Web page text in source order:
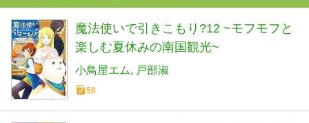
魔法使いで引きこもり?12 ~モフモフと
楽しむ夏休みの南国観光~
小鳥屋エム 戸部淑
58